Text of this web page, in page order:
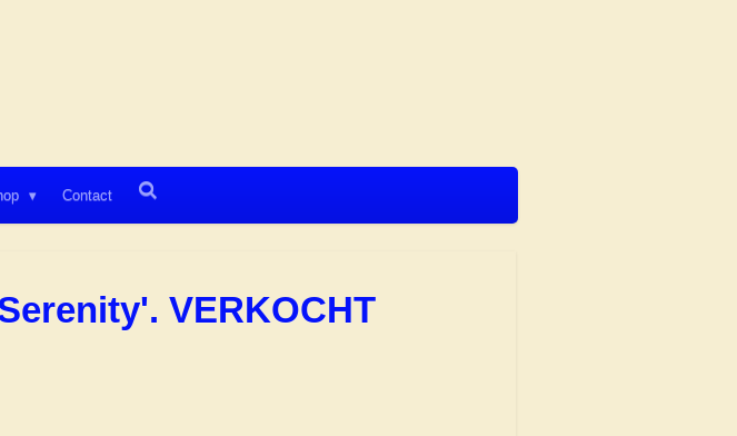
Contact
VERKOCHT